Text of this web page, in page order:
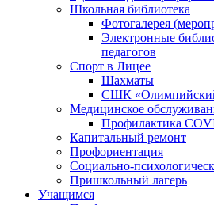
Школьная библиотека
Фотогалерея
Электронные
педагогов
Спорт в Лицее
Шахматы
СШК «Олимпийский
Медицинское
Профилактика
Капитальный ремонт
Профориентация
Социально-
Пришкольный лагерь
Учащимся